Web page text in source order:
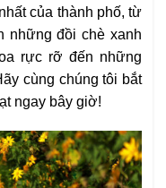
của thành phố, từ
những đồi chè xanh
rực rỡ đến những
cùng chúng tôi bắt
ngay bây giờ!